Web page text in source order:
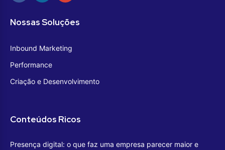
Nossas Soluções
Inbound Marketing
Performance
Criação e Desenvolvimento
Conteúdos Ricos
Presença digital: o que faz uma empresa parecer maior e